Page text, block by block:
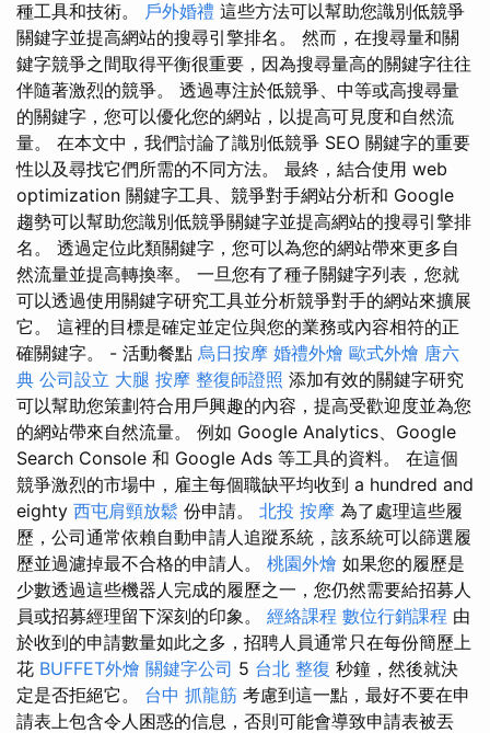
種工具和技術。 戶外婚禮 這些方法可以幫助您識別低競爭
關鍵字並提高網站的搜尋引擎排名。 然而，在搜尋量和關
鍵字競爭之間取得平衡很重要，因為搜尋量高的關鍵字往往
伴隨著激烈的競爭。 透過專注於低競爭、中等或高搜尋量
的關鍵字，您可以優化您的網站，以提高可見度和自然流
量。 在本文中，我們討論了識別低競爭 SEO 關鍵字的重要
性以及尋找它們所需的不同方法。 最終，結合使用 web
optimization 關鍵字工具、競爭對手網站分析和 Google
趨勢可以幫助您識別低競爭關鍵字並提高網站的搜尋引擎排
名。 透過定位此類關鍵字，您可以為您的網站帶來更多自
然流量並提高轉換率。 一旦您有了種子關鍵字列表，您就
可以透過使用關鍵字研究工具並分析競爭對手的網站來擴展
它。 這裡的目標是確定並定位與您的業務或內容相符的正
確關鍵字。 - 活動餐點 烏日按摩 婚禮外燴 歐式外燴 唐六
典 公司設立 大腿 按摩 整復師證照 添加有效的關鍵字研究
可以幫助您策劃符合用戶興趣的內容，提高受歡迎度並為您
的網站帶來自然流量。 例如 Google Analytics、Google
Search Console 和 Google Ads 等工具的資料。 在這個
競爭激烈的市場中，雇主每個職缺平均收到 a hundred and
eighty 西屯肩頸放鬆 份申請。 北投 按摩 為了處理這些履
歷，公司通常依賴自動申請人追蹤系統，該系統可以篩選履
歷並過濾掉最不合格的申請人。 桃園外燴 如果您的履歷是
少數透過這些機器人完成的履歷之一，您仍然需要給招募人
員或招募經理留下深刻的印象。 經絡課程 數位行銷課程 由
於收到的申請數量如此之多，招聘人員通常只在每份簡歷上
花 BUFFET外燴 關鍵字公司 5 台北 整復 秒鐘，然後就決
定是否拒絕它。 台中 抓龍筋 考慮到這一點，最好不要在申
請表上包含令人困惑的信息，否則可能會導致申請表被丟